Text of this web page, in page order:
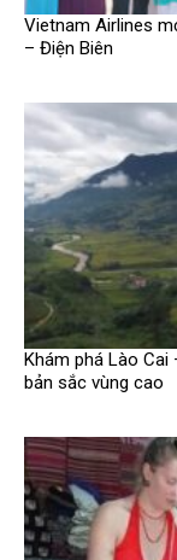
Vietnam Airlines
– Điện Biên
Khám phá Lào Cai
bản sắc vùng cao